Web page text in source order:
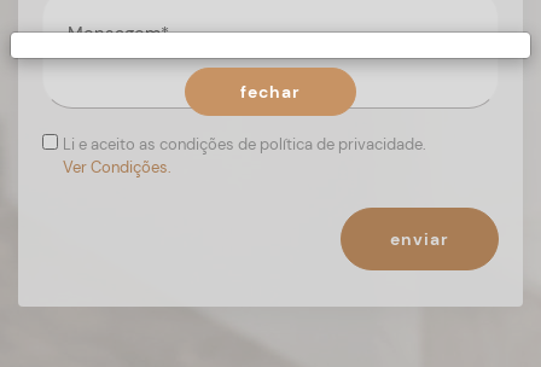
Li e aceito as condições de política de privacidade.
Ver Condições.
enviar
fechar